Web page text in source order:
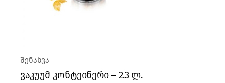
შენახვა
ვაკუუმ კონტეინერი – 2.3 ლ.